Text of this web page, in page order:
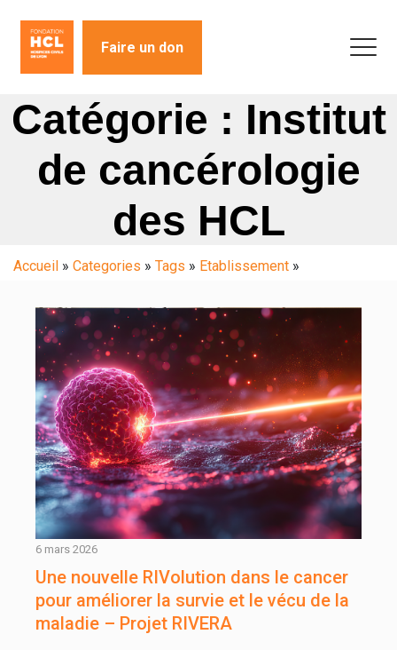
Faire un don
Catégorie : Institut
de cancérologie
des HCL
Accueil » Categories » Tags » Etablissement »
6 mars 2026
Une nouvelle RIVolution dans le cancer
pour améliorer la survie et le vécu de la
maladie – Projet RIVERA